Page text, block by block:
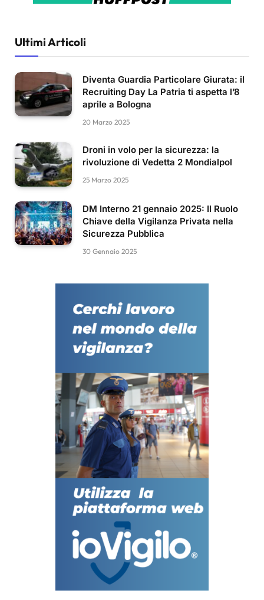
Ultimi Articoli
Diventa Guardia Particolare Giurata: il
Recruiting Day La Patria ti aspetta l’8
aprile a Bologna
20 Marzo 2025
Droni in volo per la sicurezza: la
rivoluzione di Vedetta 2 Mondialpol
25 Marzo 2025
DM Interno 21 gennaio 2025: Il Ruolo
Chiave della Vigilanza Privata nella
Sicurezza Pubblica
30 Gennaio 2025